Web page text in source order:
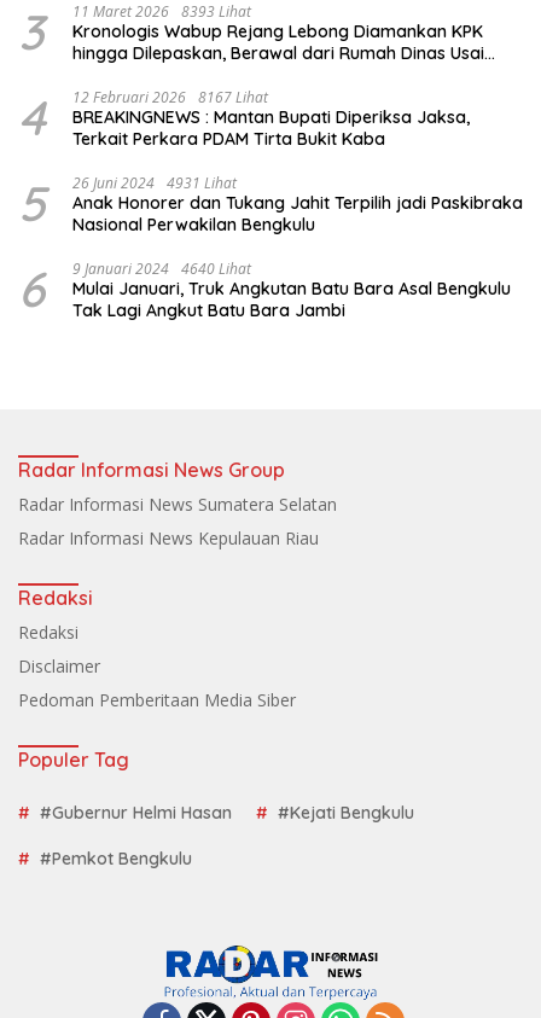
3 11 Maret 2026 8393 Lihat
Kronologis Wabup Rejang Lebong Diamankan KPK
hingga Dilepaskan, Berawal dari Rumah Dinas Usai
4 12 Februari 2026 8167 Lihat
BREAKINGNEWS : Mantan Bupati Diperiksa Jaksa,
Terkait Perkara PDAM Tirta Bukit Kaba
5 26 Juni 2024 4931 Lihat
Anak Honorer dan Tukang Jahit Terpilih jadi Paskibraka
Nasional Perwakilan Bengkulu
6 9 Januari 2024 4640 Lihat
Mulai Januari, Truk Angkutan Batu Bara Asal Bengkulu
Tak Lagi Angkut Batu Bara Jambi
Radar Informasi News Group
Radar Informasi News Sumatera Selatan
Radar Informasi News Kepulauan Riau
Redaksi
Redaksi
Disclaimer
Pedoman Pemberitaan Media Siber
Populer Tag
#Gubernur Helmi Hasan #Kejati Bengkulu
#Pemkot Bengkulu